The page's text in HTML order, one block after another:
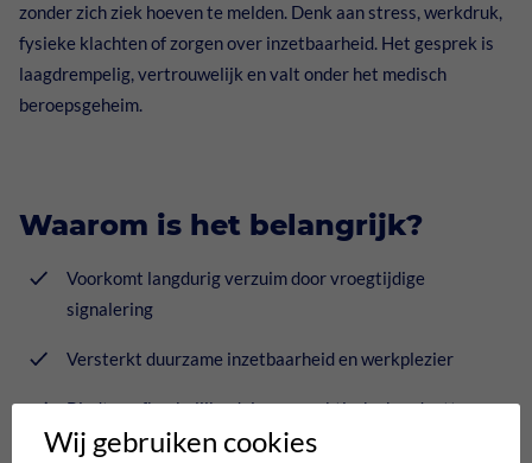
zonder zich ziek hoeven te melden. Denk aan stress, werkdruk,
fysieke klachten of zorgen over inzetbaarheid. Het gesprek is
laagdrempelig, vertrouwelijk en valt onder het medisch
beroepsgeheim.
Waarom is het belangrijk?
Voorkomt langdurig verzuim door vroegtijdige
signalering
Versterkt duurzame inzetbaarheid en werkplezier
Biedt onafhankelijk advies en praktische handvatten
Wij gebruiken cookies